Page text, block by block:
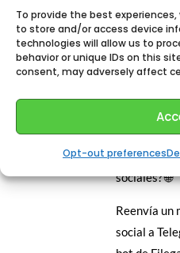
To provide the best
to store and/or access device
technologies will allow us to
behavior or unique IDs on this
consent, may adversely affect
Opt-out preferences
la
Usa el
volver al
Usa el
volver
¿Cómo
sociales? 🌐
Reenvía un
social a